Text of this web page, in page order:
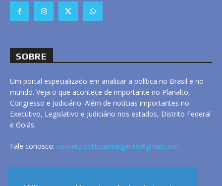
SOBRE
Um portal especializado em analisar a política no Brasil e no
mundo. Veja o que acontece de importante no Planalto,
Congresso e Judiciário. Além de notícias importantes no
Executivo, Legislativo e Judiciário nos estados, Distrito Federal
e Goiás.
Fale conosco: contato.politicainteligente@gmail.com